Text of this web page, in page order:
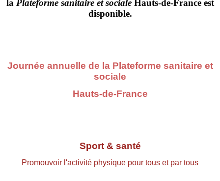
la Plateforme sanitaire et socialeHauts-de-France est
disponible.
Journée annuelle de la Plateforme sanitaire et
sociale
Hauts-de-France
Sport & santé
Promouvoir l'activité physique pour tous et par tous